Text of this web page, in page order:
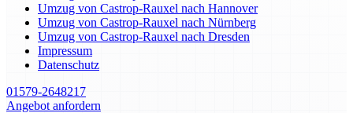
Umzug von Castrop-Rauxel nach Hannover
Umzug von Castrop-Rauxel nach Nürnberg
Umzug von Castrop-Rauxel nach Dresden
Impressum
Datenschutz
01579-2648217
Angebot anfordern